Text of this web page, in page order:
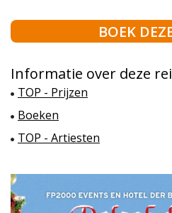
BOEK
Informatie over deze
TOP - Prijzen
Boeken
TOP - Artiesten